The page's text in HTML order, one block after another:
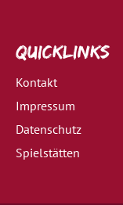
Quicklinks
Kontakt
Impressum
Datenschutz
Spielstätten